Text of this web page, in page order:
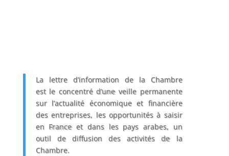
La lettre d’information de la Chambre
est le concentré d’une veille permanente
sur l’actualité économique et financière
des entreprises, les opportunités à saisir
en France et dans les pays arabes, un
outil de diffusion des activités de la
Chambre.